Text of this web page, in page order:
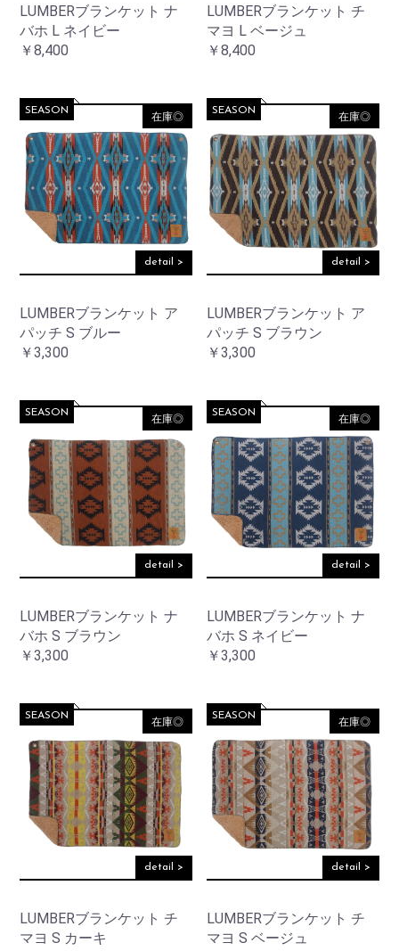
LUMBERブランケット ナ
バホ L ネイビー
￥8,400
LUMBERブランケット チ
マヨ L ベージュ
￥8,400
在庫◎
detail >
LUMBERブランケット ア
パッチ S ブルー
SEASON
￥3,300
在庫◎
detail >
LUMBERブランケット ア
パッチ S ブラウン
SEASON
￥3,300
在庫◎
detail >
LUMBERブランケット ナ
バホ S ブラウン
SEASON
￥3,300
在庫◎
detail >
LUMBERブランケット ナ
バホ S ネイビー
SEASON
￥3,300
在庫◎
detail >
LUMBERブランケット チ
マヨ S カーキ
SEASON 在庫◎
detail >
LUMBERブランケット チ
マヨ S ベージュ
SEASON